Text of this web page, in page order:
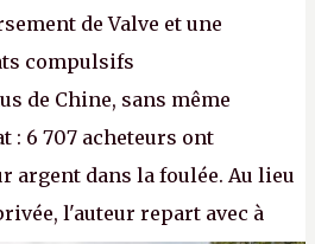
de Valve et une
compulsifs
de Chine, sans même
: 6 707 acheteurs ont
argent dans la foulée. Au lieu
l'auteur repart avec à